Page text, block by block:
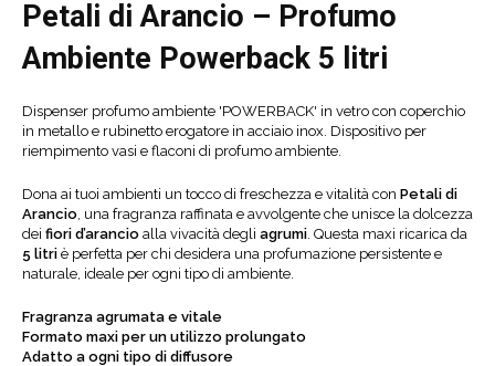
Petali di Arancio – Profumo
Ambiente Powerback 5 litri
Dispenser profumo ambiente 'POWERBACK' in vetro con coperchio
in metallo e rubinetto erogatore in acciaio inox. Dispositivo per
riempimento vasi e flaconi di profumo ambiente.
Dona ai tuoi ambienti un tocco di freschezza e vitalità con Petali di
Arancio , una fragranza raffinata e avvolgente che unisce la dolcezza
dei fiori d’arancio alla vivacità degli agrumi . Questa maxi ricarica da
5 litri è perfetta per chi desidera una profumazione persistente e
naturale, ideale per ogni tipo di ambiente.
Fragranza agrumata e vitale
Formato maxi per un utilizzo prolungato
Adatto a ogni tipo di diffusore